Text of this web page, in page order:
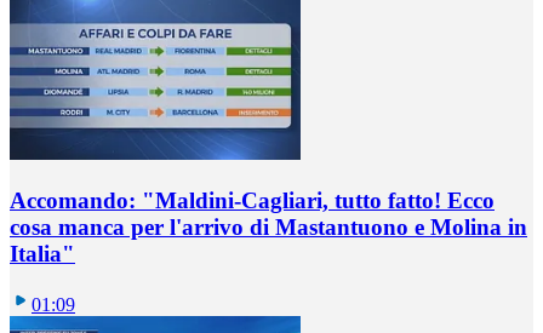
Accomando: "Maldini-Cagliari, tutto fatto! Ecco
cosa manca per l'arrivo di Mastantuono e Molina in
Italia"
01:09